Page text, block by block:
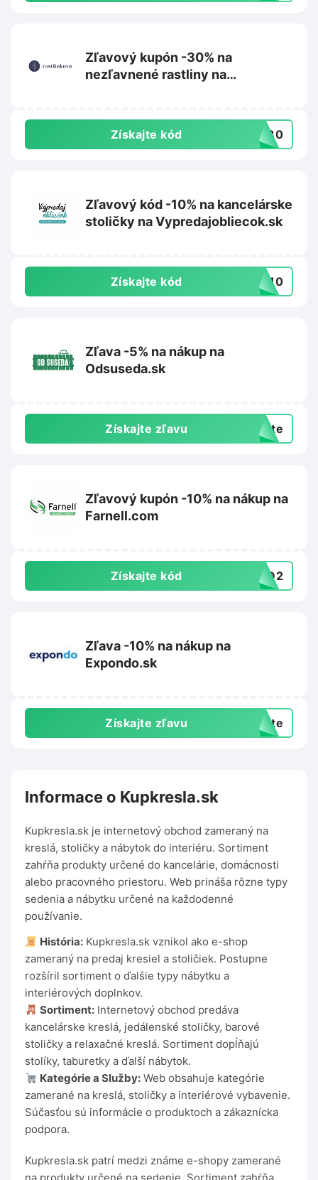
Zľavový kupón -30% na
nezľavnené rastliny na
Získajte kód aj30
Zľavový kód -10% na kancelárske
stoličky na Vypredajobliecok.sk
Získajte kód IA10
Zľava -5% na nákup na
Odsuseda.sk
Získajte zľavu exte
Zľavový kupón -10% na nákup na
Farnell.com
Získajte kód 4BD2
Zľava -10% na nákup na
Expondo.sk
Získajte zľavu exte
Informace o Kupkresla.sk
Kupkresla.sk je internetový obchod zameraný na
kreslá, stoličky a nábytok do interiéru. Sortiment
zahŕňa produkty určené do kancelárie, domácnosti
alebo pracovného priestoru. Web prináša rôzne typy
sedenia a nábytku určené na každodenné
používanie.
História: Kupkresla.sk vznikol ako e-shop
zameraný na predaj kresiel a stoličiek. Postupne
rozšíril sortiment o ďalšie typy nábytku a
interiérových doplnkov.
Sortiment: Internetový obchod predáva
kancelárske kreslá, jedálenské stoličky, barové
stoličky a relaxačné kreslá. Sortiment dopĺňajú
stolíky, taburetky a ďalší nábytok.
Kategórie a Služby: Web obsahuje kategórie
zamerané na kreslá, stoličky a interiérové vybavenie.
Súčasťou sú informácie o produktoch a zákaznícka
podpora.
Kupkresla.sk patrí medzi známe e-shopy zamerané